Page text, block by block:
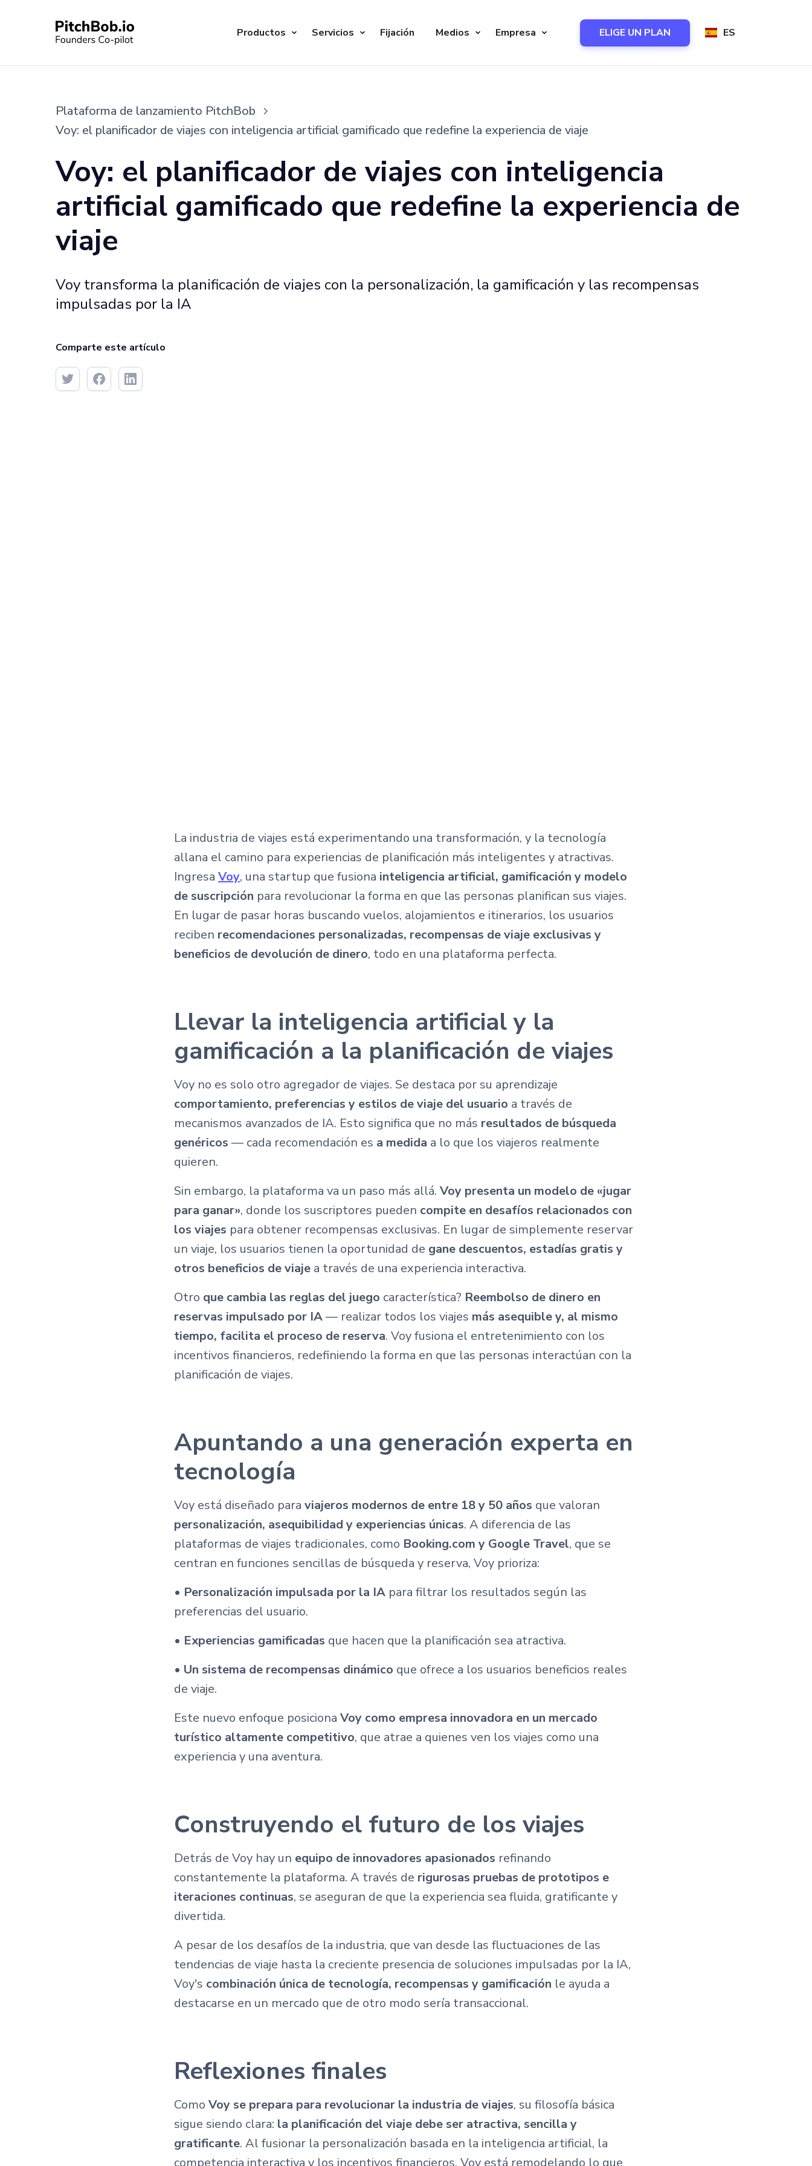
Productos Servicios Fijación Medios Empresa ELIGE UN PLAN ES
Plataforma de lanzamiento PitchBob
Voy: el planificador de viajes con inteligencia artificial gamificado que redefine la experiencia de viaje
Voy: el planificador de viajes con inteligencia
artificial gamificado que redefine la experiencia de
viaje
Voy transforma la planificación de viajes con la personalización, la gamificación y las recompensas
impulsadas por la IA
Comparte este artículo
La industria de viajes está experimentando una transformación, y la tecnología
allana el camino para experiencias de planificación más inteligentes y atractivas.
Ingresa Voy, una startup que fusiona inteligencia artificial, gamificación y modelo
de suscripción para revolucionar la forma en que las personas planifican sus viajes.
En lugar de pasar horas buscando vuelos, alojamientos e itinerarios, los usuarios
reciben recomendaciones personalizadas, recompensas de viaje exclusivas y
beneficios de devolución de dinero, todo en una plataforma perfecta.
Llevar la inteligencia artificial y la
gamificación a la planificación de viajes
Voy no es solo otro agregador de viajes. Se destaca por su aprendizaje
comportamiento, preferencias y estilos de viaje del usuario a través de
mecanismos avanzados de IA. Esto significa que no más resultados de búsqueda
genéricos — cada recomendación es a medida a lo que los viajeros realmente
quieren.
Sin embargo, la plataforma va un paso más allá. Voy presenta un modelo de «jugar
para ganar», donde los suscriptores pueden compite en desafíos relacionados con
los viajes para obtener recompensas exclusivas. En lugar de simplemente reservar
un viaje, los usuarios tienen la oportunidad de gane descuentos, estadías gratis y
otros beneficios de viaje a través de una experiencia interactiva.
Otro que cambia las reglas del juego característica? Reembolso de dinero en
reservas impulsado por IA— realizar todos los viajes más asequible y, al mismo
tiempo, facilita el proceso de reserva. Voy fusiona el entretenimiento con los
incentivos financieros, redefiniendo la forma en que las personas interactúan con la
planificación de viajes.
Apuntando a una generación experta en
tecnología
Voy está diseñado para viajeros modernos de entre 18 y 50 años que valoran
personalización, asequibilidad y experiencias únicas. A diferencia de las
plataformas de viajes tradicionales, como Booking.com y Google Travel, que se
centran en funciones sencillas de búsqueda y reserva, Voy prioriza:
• Personalización impulsada por la IA para filtrar los resultados según las
preferencias del usuario.
• Experiencias gamificadas que hacen que la planificación sea atractiva.
• Un sistema de recompensas dinámico que ofrece a los usuarios beneficios reales
de viaje.
Este nuevo enfoque posiciona Voy como empresa innovadora en un mercado
turístico altamente competitivo, que atrae a quienes ven los viajes como una
experiencia y una aventura.
Construyendo el futuro de los viajes
Detrás de Voy hay un equipo de innovadores apasionados refinando
constantemente la plataforma. A través de rigurosas pruebas de prototipos e
iteraciones continuas, se aseguran de que la experiencia sea fluida, gratificante y
divertida.
A pesar de los desafíos de la industria, que van desde las fluctuaciones de las
tendencias de viaje hasta la creciente presencia de soluciones impulsadas por la IA,
Voy's combinación única de tecnología, recompensas y gamificación le ayuda a
destacarse en un mercado que de otro modo sería transaccional.
Reflexiones finales
Como Voy se prepara para revolucionar la industria de viajes, su filosofía básica
sigue siendo clara: la planificación del viaje debe ser atractiva, sencilla y
gratificante. Al fusionar la personalización basada en la inteligencia artificial, la
competencia interactiva y los incentivos financieros, Voy está remodelando lo que